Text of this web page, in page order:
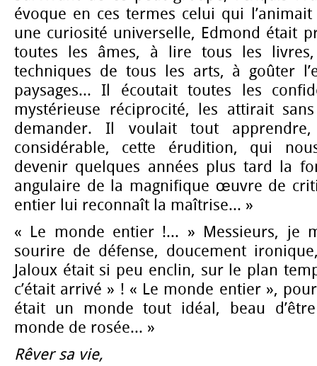
évoque en ces termes celui qui
une curiosité universelle, Edmond était
toutes les âmes, à lire tous les
techniques de tous les arts, à goûter
paysages... Il écoutait toutes les
mystérieuse réciprocité, les attirait
demander. Il voulait tout
considérable, cette érudition, qui
devenir quelques années plus tard la
angulaire de la magnifique œuvre de
entier lui reconnaît la maîtrise... »
« Le monde entier !... » Messieurs, je
sourire de défense, doucement
Jaloux était si peu enclin, sur le plan
c’était arrivé » ! « Le monde entier »,
était un monde tout idéal, beau
monde de rosée... »
Rêver sa vie,